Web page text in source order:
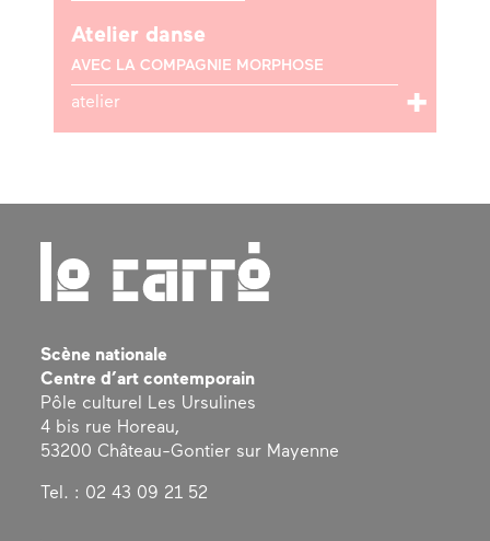
Atelier danse
AVEC LA COMPAGNIE MORPHOSE
atelier
Scène nationale
Centre d’art contemporain
Pôle culturel Les Ursulines
4 bis rue Horeau,
53200 Château-Gontier sur Mayenne
Tel. : 02 43 09 21 52